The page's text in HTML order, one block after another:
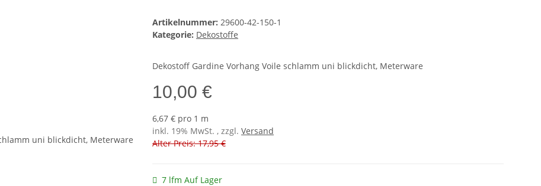
Artikelnummer: 29600-42-150-1
Kategorie: Dekostoffe
Dekostoff Gardine Vorhang Voile schlamm uni blickdicht, Meterware
10,00 €
6,67 € pro 1 m
inkl. 19% MwSt. , zzgl. Versand
Alter Preis: 17,95 €
7 lfm Auf Lager